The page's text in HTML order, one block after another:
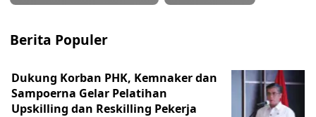
Berita Populer
Dukung Korban PHK, Kemnaker dan
Sampoerna Gelar Pelatihan
Upskilling dan Reskilling Pekerja